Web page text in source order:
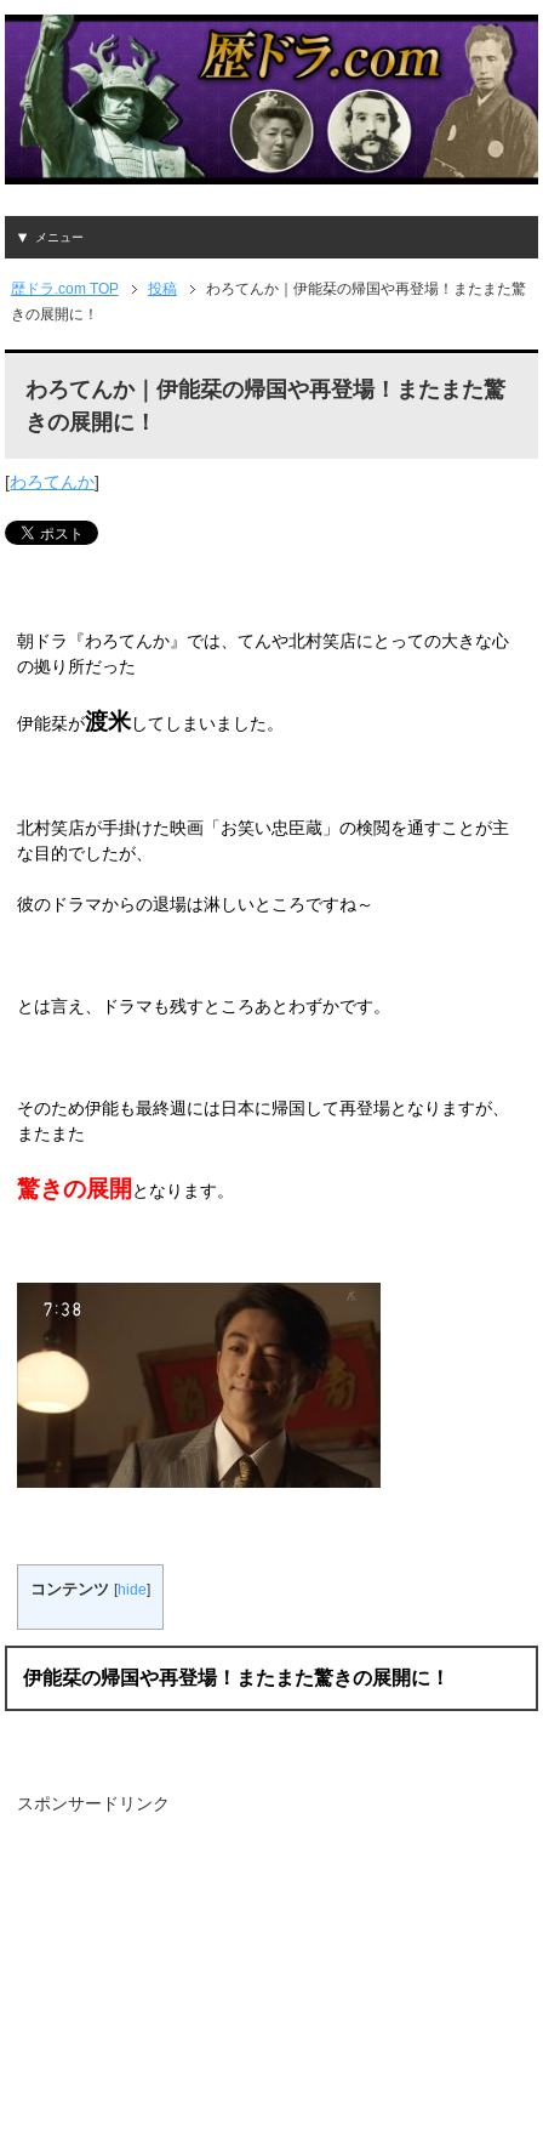
メニュー
歴ドラ.com TOP 投稿
わろてんか｜伊能栞の帰国や再登場！またまた驚
きの展開に！
わろてんか｜伊能栞の帰国や再登場！またまた驚
きの展開に！
[わろてんか]
朝ドラ『わろてんか』では、てんや北村笑店にとっての大きな心
の拠り所だった
伊能栞が渡米してしまいました。
北村笑店が手掛けた映画「お笑い忠臣蔵」の検閲を通すことが主
な目的でしたが、
彼のドラマからの退場は淋しいところですね～
とは言え、ドラマも残すところあとわずかです。
そのため伊能も最終週には日本に帰国して再登場となりますが、
またまた
驚きの展開 となります。
コンテンツ [hide]
伊能栞の帰国や再登場！またまた驚きの展開に！
スポンサードリンク